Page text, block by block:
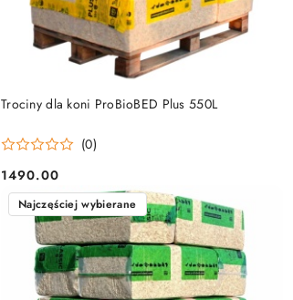
Trociny dla koni ProBioBED Plus 550L
(0)
Cena:
1490.00
DO KOSZYKA
Najczęściej wybierane